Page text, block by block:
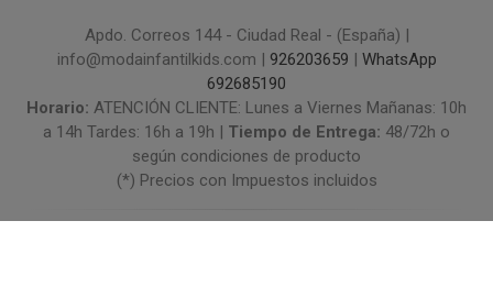
Apdo. Correos 144 - Ciudad Real - (España) |
info@modainfantilkids.com | 926203659 | WhatsApp
692685190
Horario: ATENCIÓN CLIENTE: Lunes a Viernes Mañanas: 10h
a 14h Tardes: 16h a 19h | Tiempo de Entrega: 48/72h o
según condiciones de producto
(*) Precios con Impuestos incluidos